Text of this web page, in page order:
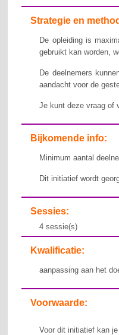
Strategie en
De opleiding is
gebruikt kan worden,
De deelnemers
aandacht voor de
Je kunt deze vraag of
Bijkomende info:
Minimum aantal
Dit initiatief wordt
Sessies:
4 sessie(s)
Kwalificatie:
aanpassing aan het
Voorwaarde:
Voor dit initiatief kan